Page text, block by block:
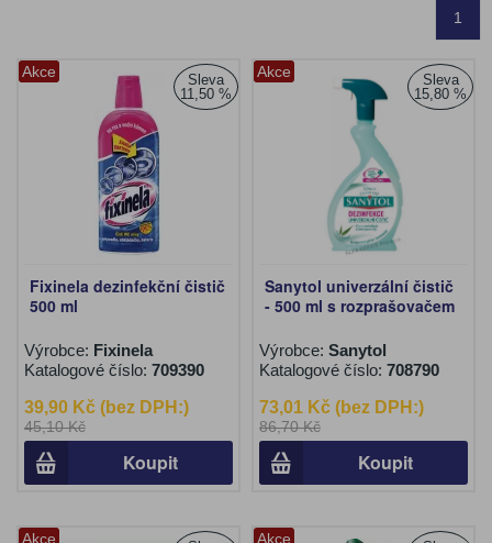
1
Akce
Sleva
11,50 %
Fixinela dezinfekční čistič
500 ml
Výrobce: Fixinela
Katalogové číslo: 709390
39,90 Kč (bez DPH:)
45,10 Kč
Koupit
Akce
Sleva
15,80 %
Sanytol univerzální čistič
- 500 ml s rozprašovačem
Výrobce: Sanytol
Katalogové číslo: 708790
73,01 Kč (bez DPH:)
86,70 Kč
Koupit
Akce Akce